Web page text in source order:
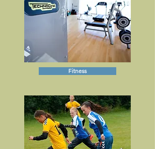
Fitness